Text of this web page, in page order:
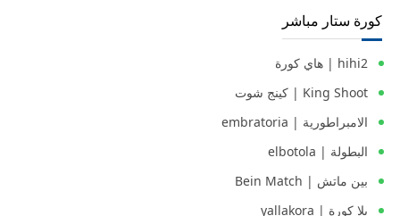
كورة ستار مباشر
hihi2 | هاي كورة
King Shoot | كينج شوت
الامبراطورية | embratoria
البطولة | elbotola
بين ماتش | Bein Match
يلا كورة | yallakora